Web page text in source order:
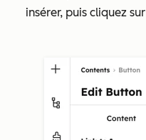
insérer, puis cliquez sur